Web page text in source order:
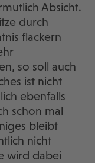
Absicht.
durch
flackern
so soll auch
ist nicht
ebenfalls
schon mal
bleibt
nicht
wird dabei